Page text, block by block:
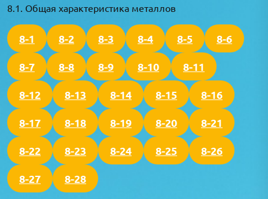
8.1. Общая характеристика металлов
8-1 8-2 8-3 8-4 8-5 8-6
8-7 8-8 8-9 8-10 8-11
8-12 8-13 8-14 8-15 8-16
8-17 8-18 8-19 8-20 8-21
8-22 8-23 8-24 8-25 8-26
8-27 8-28